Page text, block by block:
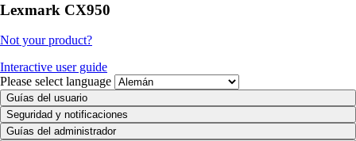
Lexmark CX950
Not your product?
Interactive user guide
Please select language
Guías del usuario
Seguridad y notificaciones
Guías del administrador